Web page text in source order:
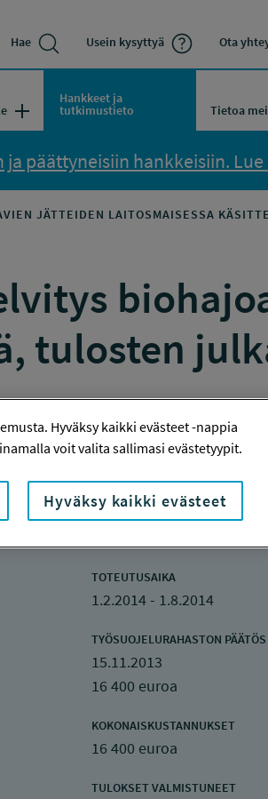
Hae Usein kysyttyä Ota
Avaa/Sulje valikko
Hankkeet ja
tutkimustieto Tietoa
päättyneisiin hankkeisiin. Lue
JÄTTEIDEN LAITOSMAISESSA
tulosten
TOTEUTUSAIKA
1.2.2014 - 1.8.2014
TYÖSUOJELURAHASTON PÄÄTÖS
15.11.2013
16 400 euroa
KOKONAISKUSTANNUKSET
16 400 euroa
TULOKSET VALMISTUNEET
Hyväksy kaikki evästeet -nappia
voit valita sallimasi evästetyypit.
Hyväksy kaikki evästeet